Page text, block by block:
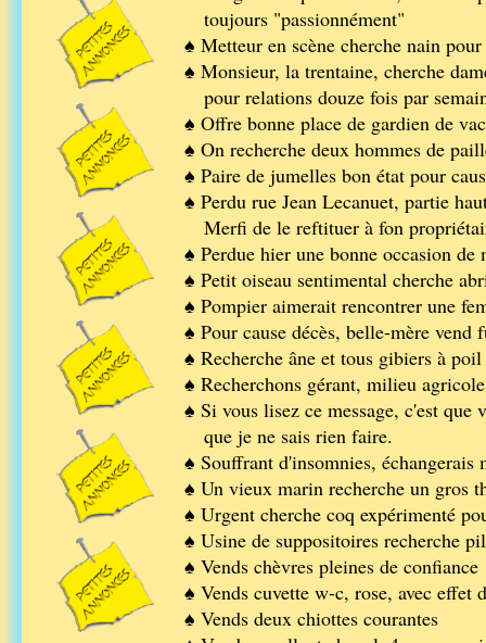
toujours "passionnément"
♠ Metteur en scène cherche nain
♠ Monsieur, la trentaine, cherche
pour relations douze fois par
♠ Offre bonne place de gardien de
♠ On recherche deux hommes de
♠ Paire de jumelles bon état pour
♠ Perdu rue Jean Lecanuet, partie
Merfi de le reftituer à fon
♠ Perdue hier une bonne occasion de
♠ Petit oiseau sentimental cherche
♠ Pompier aimerait rencontrer une
♠ Pour cause décès, belle-mère vend
♠ Recherche âne et tous gibiers à
♠ Recherchons gérant, milieu
♠ Si vous lisez ce message, c'est que
que je ne sais rien faire.
♠ Souffrant d'insomnies,
♠ Un vieux marin recherche un gros
♠ Urgent cherche coq expérimenté
♠ Usine de suppositoires recherche
♠ Vends chèvres pleines de confiance
♠ Vends cuvette w-c, rose, avec effet
♠ Vends deux chiottes courantes